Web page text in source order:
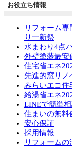
お役立ち情報
リフォーム
り一新祭
水まわり4点
外壁塗装最安
住宅省エネ
先進的窓リノ
みらいエコ住
給湯省エネ
LINEで簡単
住まいの無料
安心保証
採用情報
リフォームの